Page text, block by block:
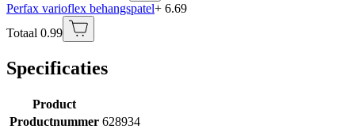
Perfax varioflex behangspatel+ 6.69
Totaal 0.99
Specificaties
Product
Productnummer 628934